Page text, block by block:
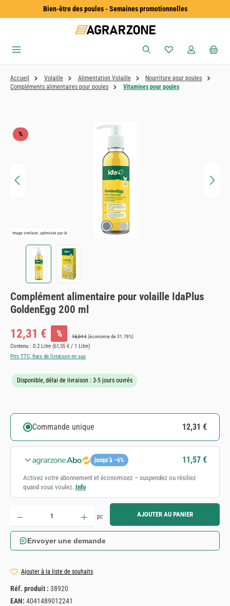
Passer au contenu principalBien-être des poules - Semaines promotionnelles
Vous avez 0
Accueil Volaille Alimentation Volaille
Nourriture pour poules
Compléments alimentaires pour poules
Vitamines pour poules
Ignorer la galerie d'images
%Réduction
Image similaire, optimisée par IA
Complément alimentaire pour volaille IdaPlus
GoldenEgg 200 ml
Prix de vente :
12,31 € % Prix régulier :
18,04 €(économie de 31.76%)
Contenu : 0.2 Litre (61,55 € / 1 Litre)
Prix TTC, frais de livraison en sus
Disponible, délai de livraison : 3-5 jours ouvrés
Commande unique 12,31 €
jusqu’à −6% 11,57 €
Activez votre abonnement et économisez – suspendez ou résiliez
quand vous voulez. Info
Quantité de produit : Entrez la quantité souhaitée ou utilisez les boutons pour augmenter ou
pc AJOUTER AU PANIER
Envoyer une demande
Ajouter à la liste de souhaits
Réf. produit : 38920
EAN: 4041489012241